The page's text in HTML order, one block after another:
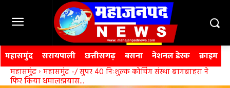
महासमुंद सरायपाली छत्तीसगढ़ बसना नेशनल डेस्क क्राइम
महासमुंद महासमुंद -/ सुपर 40 निःशुल्क कोचिंग संस्था बागबाहरा ने
फिर किया धमाल!प्रयास...